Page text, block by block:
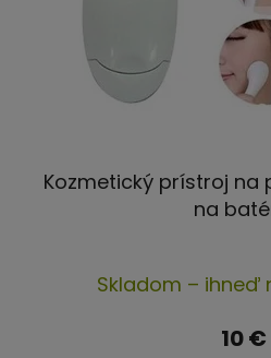
Kozmetický prístroj na
na
Skladom – ihneď
10 €